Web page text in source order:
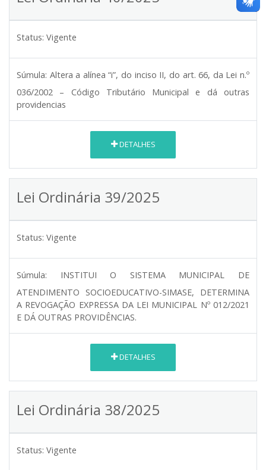
Status: Vigente
Súmula: Altera a alínea “i”, do inciso II, do art. 66, da Lei n.º
036/2002 – Código Tributário Municipal e dá outras
providencias
DETALHES
Lei Ordinária 39/2025
Status: Vigente
Súmula:
INSTITUI O SISTEMA MUNICIPAL DE
ATENDIMENTO SOCIOEDUCATIVO-SIMASE, DETERMINA
A REVOGAÇÃO EXPRESSA DA LEI MUNICIPAL Nº 012/2021
E DÁ OUTRAS PROVIDÊNCIAS.
DETALHES
Lei Ordinária 38/2025
Status: Vigente